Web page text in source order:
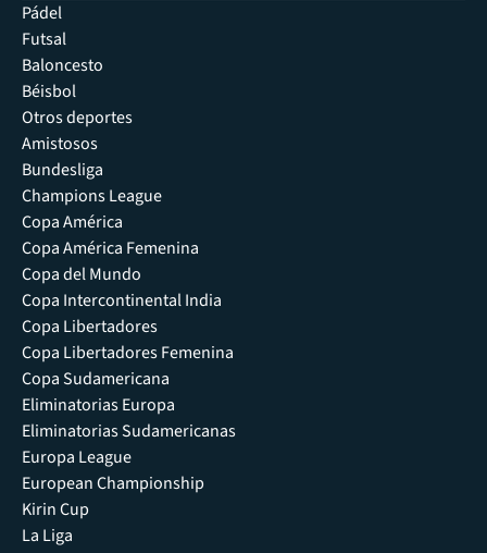
Pádel
Futsal
Baloncesto
Béisbol
Otros deportes
Amistosos
Bundesliga
Champions League
Copa América
Copa América Femenina
Copa del Mundo
Copa Intercontinental India
Copa Libertadores
Copa Libertadores Femenina
Copa Sudamericana
Eliminatorias Europa
Eliminatorias Sudamericanas
Europa League
European Championship
Kirin Cup
La Liga